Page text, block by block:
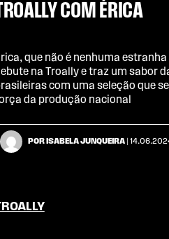
COM ÉRICA
que não é nenhuma
na Troally e traz um sabor
com uma seleção que
da produção nacional
POR ISABELA JUNQUEIRA |